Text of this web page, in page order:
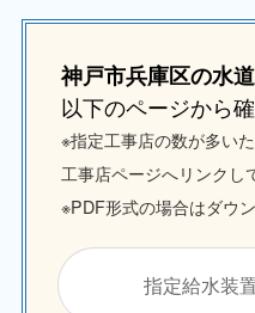
神戸市兵庫区の水
以下のページから確
※指定工事店の数が多い
工事店ページへリンクし
※PDF形式の場合はダウ
指定給水装